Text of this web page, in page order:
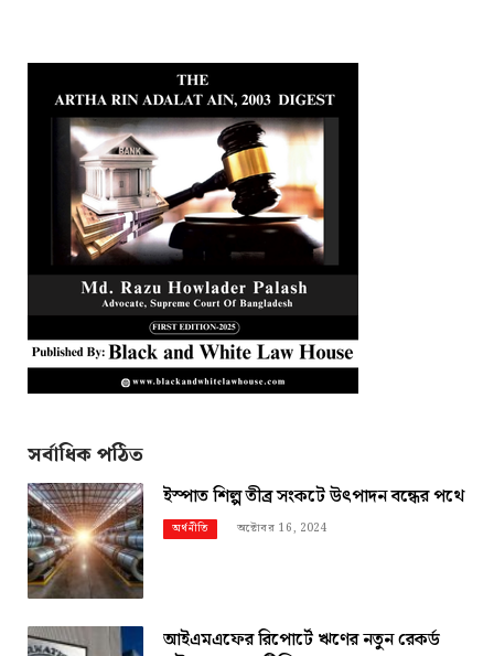
সর্বাধিক পঠিত
ইস্পাত শিল্প তীব্র সংকটে উৎপাদন বন্ধের পথে
অর্থনীতি অক্টোবর 16, 2024
আইএমএফের রিপোর্টে ঋণের নতুন রেকর্ড